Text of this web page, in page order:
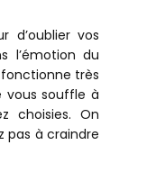
d’oublier vos
l’émotion du
très
vous souffle à
choisies. On
pas à craindre